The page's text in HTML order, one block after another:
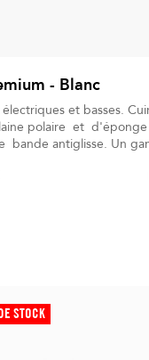
- Blanc
et basses. Cuir Blanc
antiglisse. Un gant
déperlant.
STOCK